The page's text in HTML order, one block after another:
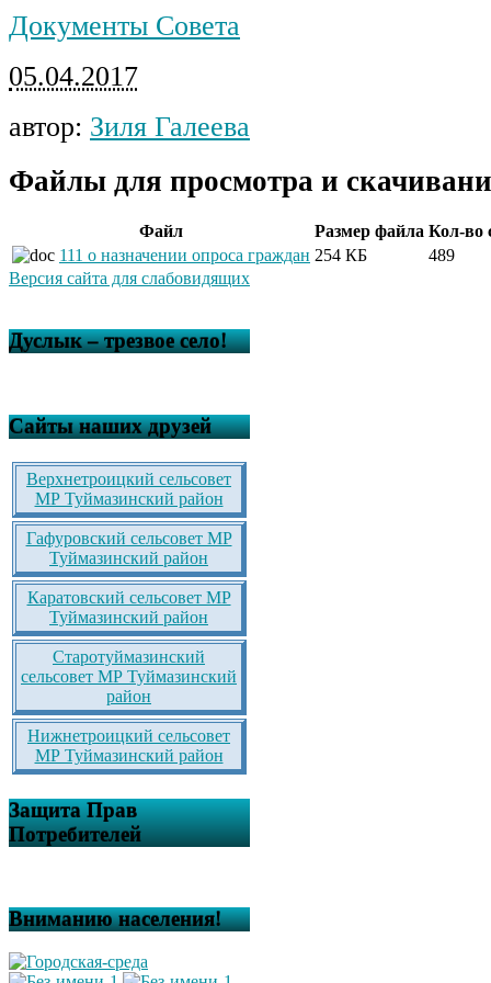
Документы Совета
05.04.2017
автор: Зиля Галеева
Файлы для просмотра и
Файл Размер файла Кол-во
111 о назначении опроса граждан 254 КБ
489
Версия сайта для слабовидящих
Дуслык – трезвое село!
Сайты наших друзей
Верхнетроицкий сельсовет
МР Туймазинский район
Гафуровский сельсовет МР
Туймазинский район
Каратовский сельсовет МР
Туймазинский район
Старотуймазинский
сельсовет МР Туймазинский
район
Нижнетроицкий сельсовет
МР Туймазинский район
Защита Прав
Потребителей
Вниманию населения!